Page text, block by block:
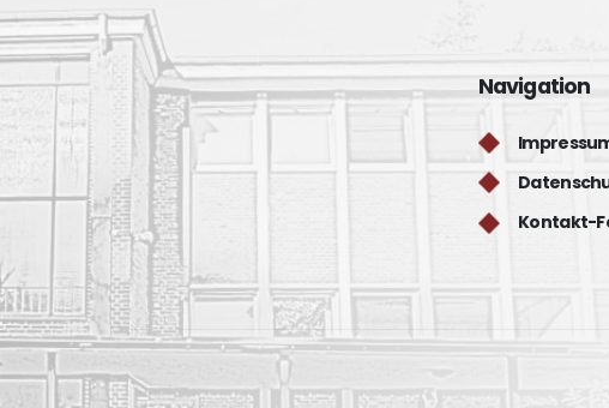
Navigation
Kontakt-